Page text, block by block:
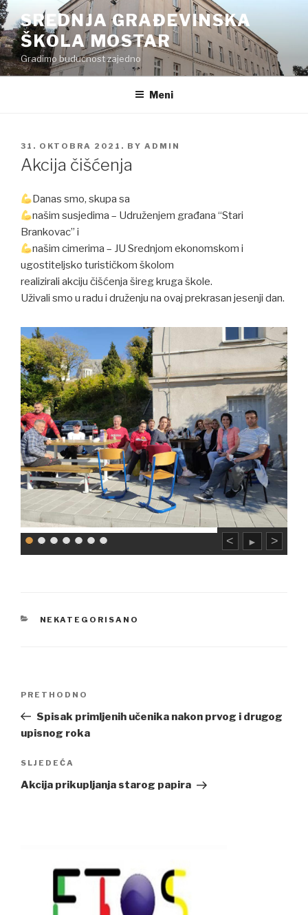
Preskoči
na
sadržaj
SREDNJA GRAĐEVINSKA
ŠKOLA MOSTAR
Gradimo budućnost zajedno
Meni
POSTED
ON
31. OKTOBRA 2021. BY ADMIN
Akcija čišćenja
Danas smo, skupa sa
našim susjedima – Udruženjem građana “Stari
Brankovac” i
našim cimerima – JU Srednjom ekonomskom i
ugostiteljsko turističkom školom
realizirali akciju čišćenja šireg kruga škole.
Uživali smo u radu i druženju na ovaj prekrasan jesenji dan.
< ► >
CATEGORIES
NEKATEGORISANO
Previous
Post
PRETHODNO
Spisak primljenih učenika nakon prvog i drugog
upisnog roka
Next
Post
SLJEDEĆA
Akcija prikupljanja starog papira